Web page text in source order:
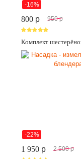
-16%
800 p 950 p
Комплект
-22%
1 950 p 2 500 p